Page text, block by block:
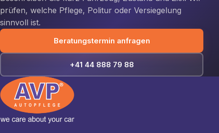
prüfen, welche Pflege, Politur oder Versiegelung
sinnvoll ist.
Beratungstermin anfragen
+41 44 888 79 88